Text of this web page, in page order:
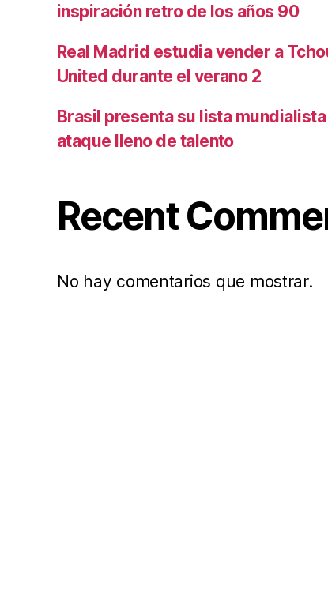
inspiración retro de los años 90
Real Madrid estudia vender a
United durante el verano 2
Brasil presenta su lista
ataque lleno de talento
Recent
No hay comentarios que mostrar.